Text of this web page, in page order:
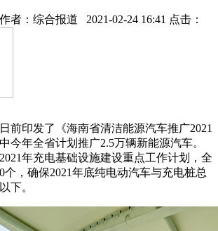
作者： 综合报道 2021-02-24 16:41 点击：
前印发了《海南省清洁能源汽车推广2021
今年全省计划推广2.5万辆新能源汽车。
年充电基础设施建设重点工作计划，全
个，确保2021年底纯电动汽车与充电桩总
下。